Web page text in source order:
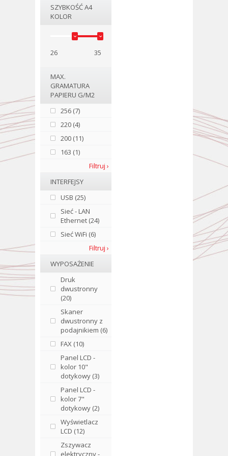
SZYBKOŚĆ A4
KOLOR
26 35
MAX.
GRAMATURA
PAPIERU G/M2
256 (7)
220 (4)
200 (11)
163 (1)
Filtruj ›
INTERFEJSY
USB (25)
Sieć - LAN
Ethernet (24)
Sieć WiFi (6)
Filtruj ›
WYPOSAŻENIE
Druk
dwustronny
(20)
Skaner
dwustronny z
podajnikiem (6)
FAX (10)
Panel LCD -
kolor 10"
dotykowy (3)
Panel LCD -
kolor 7"
dotykowy (2)
Wyświetlacz
LCD (12)
Zszywacz
elektryczny -